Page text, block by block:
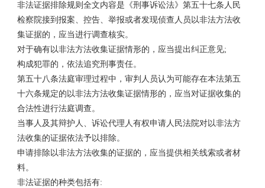
非法证据排除规则全文内容是《刑事诉讼法》第五十七条人民
检察院接到报案、控告、举报或者发现侦查人员以非法方法收
集证据的，应当进行调查核实。
对于确有以非法方法收集证据情形的，应当提出纠正意见;
构成犯罪的，依法追究刑事责任。
第五十八条法庭审理过程中，审判人员认为可能存在本法第五
十六条规定的以非法方法收集证据情形的，应当对证据收集的
合法性进行法庭调查。
当事人及其辩护人、诉讼代理人有权申请人民法院对以非法方
法收集的证据依法予以排除。
申请排除以非法方法收集的证据的，应当提供相关线索或者材
料。
非法证据的种类包括有: